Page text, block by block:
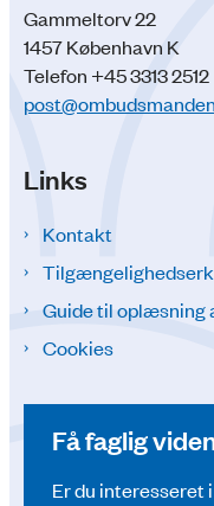
Gammeltorv 22
1457 København K
Telefon +45 3313 2512
Links
Kontakt
Guide til oplæsning
Cookies
Få faglig
Er du interesseret